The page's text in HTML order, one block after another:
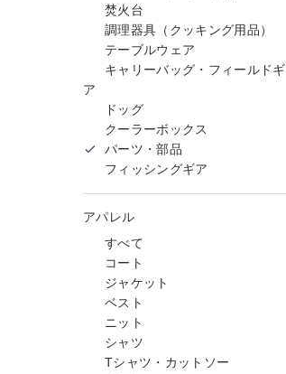
焚火台
調理器具（クッキング用品）
テーブルウェア
キャリーバッグ・フィールドギ
ア
ドッグ
クーラーボックス
パーツ・部品
フィッシングギア
アパレル
すべて
コート
ジャケット
ベスト
ニット
シャツ
Tシャツ・カットソー